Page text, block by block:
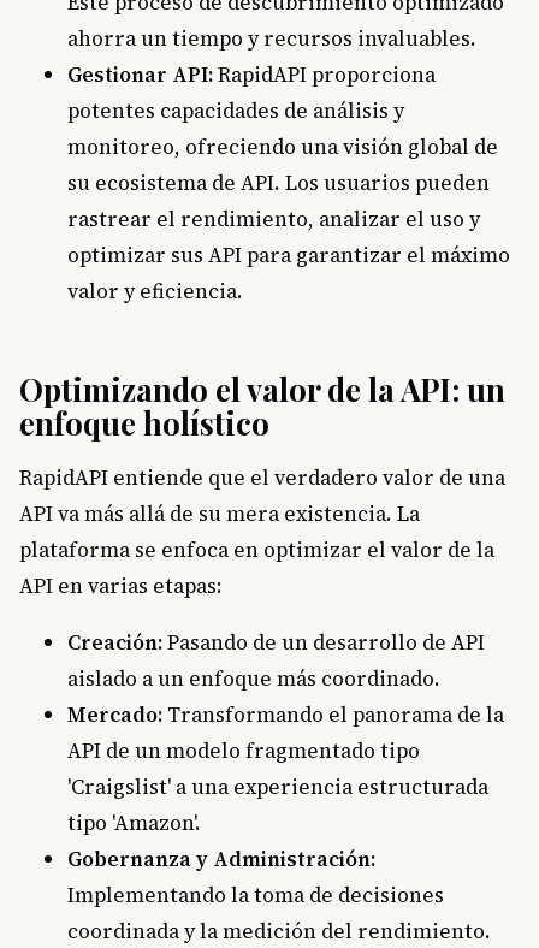
ahorra un tiempo y recursos invaluables.
Gestionar API:RapidAPI proporciona
potentes capacidades de análisis y
monitoreo, ofreciendo una visión global de
su ecosistema de API. Los usuarios pueden
rastrear el rendimiento, analizar el uso y
optimizar sus API para garantizar el máximo
valor y eficiencia.
Optimizando el valor de la API: un
enfoque holístico
RapidAPI entiende que el verdadero valor de una
API va más allá de su mera existencia. La
plataforma se enfoca en optimizar el valor de la
API en varias etapas:
Creación:Pasando de un desarrollo de API
aislado a un enfoque más coordinado.
Mercado: Transformando el panorama de la
API de un modelo fragmentado tipo
'Craigslist' a una experiencia estructurada
tipo 'Amazon'.
Gobernanza y Administración:
Implementando la toma de decisiones
coordinada y la medición del rendimiento.